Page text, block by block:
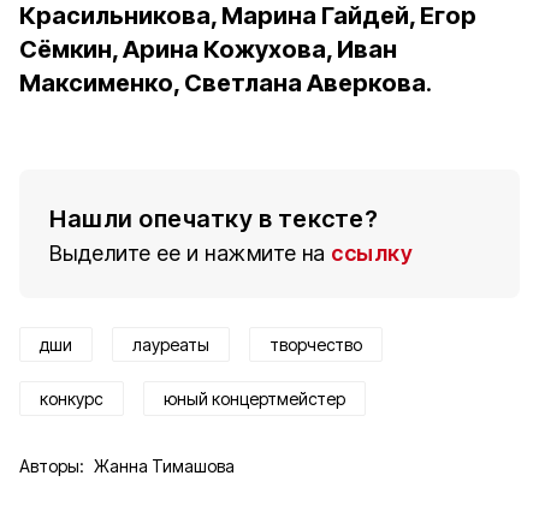
Красильникова, Марина Гайдей, Егор
Сёмкин, Арина Кожухова, Иван
Максименко, Светлана Аверкова.
Нашли опечатку в тексте?
Выделите ее и нажмите на ссылку
дши лауреаты творчество
конкурс юный концертмейстер
Авторы: Жанна Тимашова